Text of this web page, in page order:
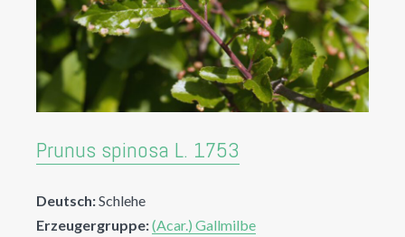
Prunus spinosa L. 1753
Deutsch:Schlehe
Erzeugergruppe:(Acar.) Gallmilbe